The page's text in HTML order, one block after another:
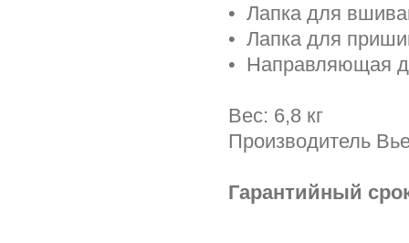
• Лапка для
• Лапка для
• Направляющая
Вес: 6,8 кг
Производитель
Гарантийный